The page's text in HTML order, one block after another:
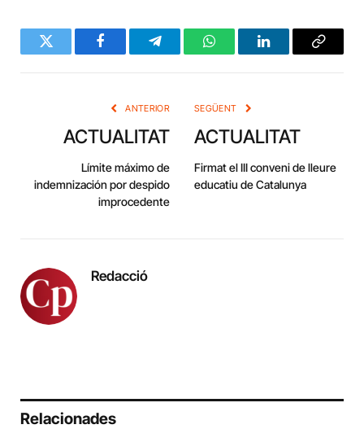
Twitter FacebookTelegramWhatsAppLinkedInCopy
ANTERIOR
ACTUALITAT
Límite máximo de
indemnización por despido
improcedente
SEGÜENT
ACTUALITAT
Firmat el III conveni de lleure
educatiu de Catalunya
Redacció
Relacionades